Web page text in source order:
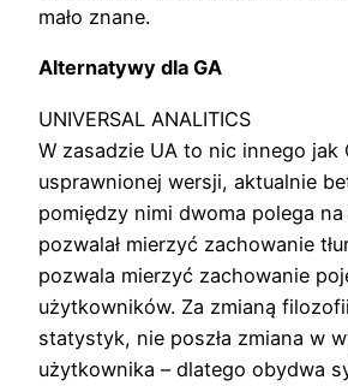
mało znane.
Alternatywy dla GA
UNIVERSAL ANALITICS
W zasadzie UA to nic innego jak
usprawnionej wersji, aktualnie
pomiędzy nimi dwoma polega
pozwalał mierzyć zachowanie
pozwala mierzyć zachowanie
użytkowników. Za zmianą
statystyk, nie poszła zmiana w
użytkownika – dlatego obydwa